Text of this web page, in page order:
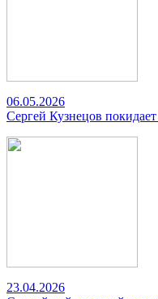
06.05.2026
Сергей Кузнецов покидает
23.04.2026